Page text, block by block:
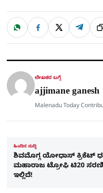
ಹಂಚಿಕೊಳ್ಳಿ
W
a
t
p
F
c
e
o
X T
l
e
a
ಲೇಖಕರ ಬಗ್ಗೆ
ajjimane ganesh
Malenadu Today
ಹಿಂದಿನ ಸುದ್ದಿ
ಶಿವಮೊಗ್ಗ ಯೋಧಾಸ್ ಕ್ರಿಕೆಟ್
ಮಹಾರಾಜ ಟ್ರೋಫಿ ಟಿ20
ಇಲ್ಲಿದೆ!